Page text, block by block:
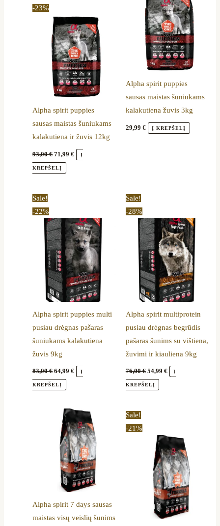
-23%
Alpha spirit puppies
sausas maistas šuniukams
kalakutiena ir žuvis 12kg
93,00€
93,00 €.
71,99€
71,99 €.
Į
KREPŠELĮ
Alpha spirit puppies
sausas maistas šuniukams
kalakutiena žuvis 3kg
29,99 € Į KREPŠELĮ
Sale!
-22%
Alpha spirit puppies multi
pusiau drėgnas pašaras
šuniukams kalakutiena
žuvis 9kg
83,00€
83,00 €.
64,99€
64,99 €.
Į
KREPŠELĮ
Sale!
-28%
Alpha spirit multiprotein
pusiau drėgnas begrūdis
pašaras šunims su vištiena,
žuvimi ir kiauliena 9kg
76,00€
76,00 €.
54,99 €
54,99 €.
Į
KREPŠELĮ
Alpha spirit 7 days sausas
maistas visų veislių šunims
Sale!
-21%
76,00 €.59,99 €.